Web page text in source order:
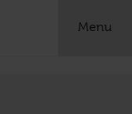
Menu